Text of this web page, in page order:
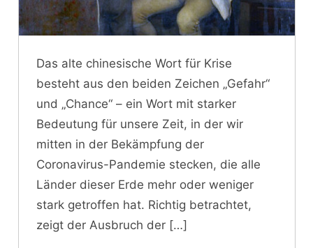
Das alte chinesische Wort für Krise
besteht aus den beiden Zeichen „Gefahr“
und „Chance“ – ein Wort mit starker
Bedeutung für unsere Zeit, in der wir
mitten in der Bekämpfung der
Coronavirus-Pandemie stecken, die alle
Länder dieser Erde mehr oder weniger
stark getroffen hat. Richtig betrachtet,
zeigt der Ausbruch der